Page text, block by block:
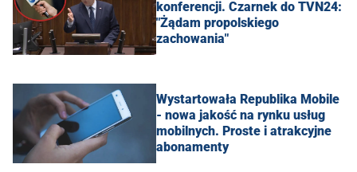
konferencji. Czarnek do TVN24:
"Żądam propolskiego
zachowania"
Wystartowała Republika Mobile
- nowa jakość na rynku usług
mobilnych. Proste i atrakcyjne
abonamenty